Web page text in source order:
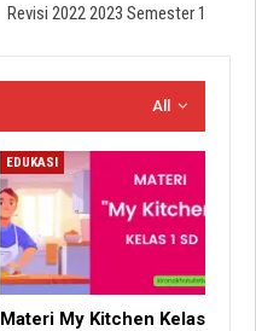
Revisi 2022 2023 Semester 1
All
EDUKASI
Materi My Kitchen Kelas